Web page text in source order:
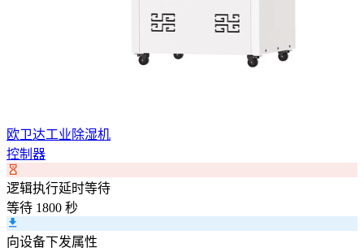
欧卫达工业除湿机
控制器
逻辑执行延时等待
等待 1800 秒
向设备下发属性